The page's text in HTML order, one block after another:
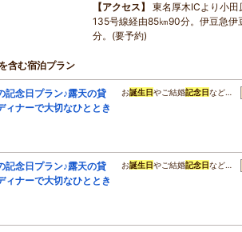
アクセス
東名厚木ICより小
135号線経由85㎞90分。伊豆急伊
分。(要予約)
含む宿泊プラン
記念日プラン♪露天の貸
ィナーで大切なひととき
お誕生日やご結婚記念日など…
記念日プラン♪露天の貸
ィナーで大切なひととき
お誕生日やご結婚記念日など…